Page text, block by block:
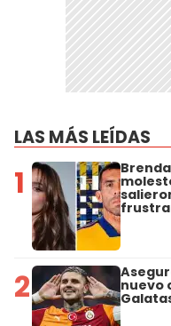
LAS MÁS LEÍDAS
1
2 nuevo